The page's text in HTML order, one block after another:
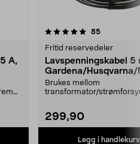
A,
85
Fritid reservedeler
Lavspenningskabel 5
Gardena/Husqvarna/
ch/Flymo
Brukes mellom
transformator/
299,90
Legg i handlekurv
4.0 av 5 stjerner